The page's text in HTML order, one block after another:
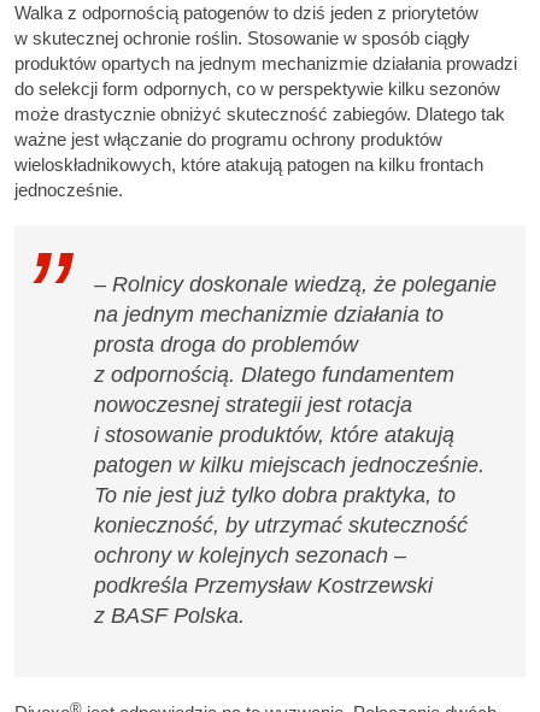
Walka z odpornością patogenów to dziś jeden z priorytetów
w skutecznej ochronie roślin. Stosowanie w sposób ciągły
produktów opartych na jednym mechanizmie działania prowadzi
do selekcji form odpornych, co w perspektywie kilku sezonów
może drastycznie obniżyć skuteczność zabiegów. Dlatego tak
ważne jest włączanie do programu ochrony produktów
wieloskładnikowych, które atakują patogen na kilku frontach
jednocześnie.
– Rolnicy doskonale wiedzą, że poleganie
na jednym mechanizmie działania to
prosta droga do problemów
z odpornością. Dlatego fundamentem
nowoczesnej strategii jest rotacja
i stosowanie produktów, które atakują
patogen w kilku miejscach jednocześnie.
To nie jest już tylko dobra praktyka, to
konieczność, by utrzymać skuteczność
ochrony w kolejnych sezonach –
podkreśla Przemysław Kostrzewski
z BASF Polska.